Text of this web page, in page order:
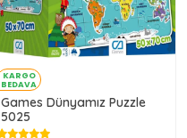
KARGO
BEDAVA
Games Dünyamız Puzzle
5025